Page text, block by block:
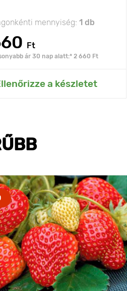
mennyiség: 1 db
Ft
ár 30 nap alatt:* 2 660 Ft
a készletet
az Én kertemhez